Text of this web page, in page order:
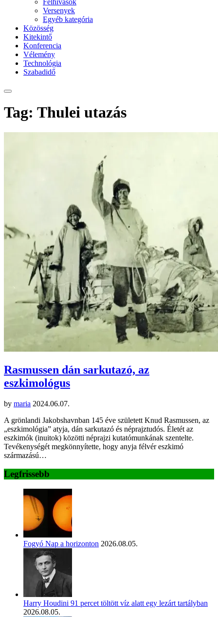
Felhívások
Versenyek
Egyéb kategória
Közösség
Kitekintő
Konferencia
Vélemény
Technológia
Szabadidő
Tag: Thulei utazás
Rasmussen dán sarkutazó, az
eszkimológus
by maria 2024.06.07.
A grönlandi Jakobshavnban 145 éve született Knud Rasmussen, az
„eszkimológia” atyja, dán sarkutazó és néprajztudós. Életét az
eszkimók (inuitok) közötti néprajzi kutatómunkának szentelte.
Tevékenységét megkönnyítette, hogy anyja félvér eszkimó
származású…
Legfrissebb
Fogyó Nap a horizonton 2026.08.05.
Harry Houdini 91 percet töltött víz alatt egy lezárt tartályban
2026.08.05.